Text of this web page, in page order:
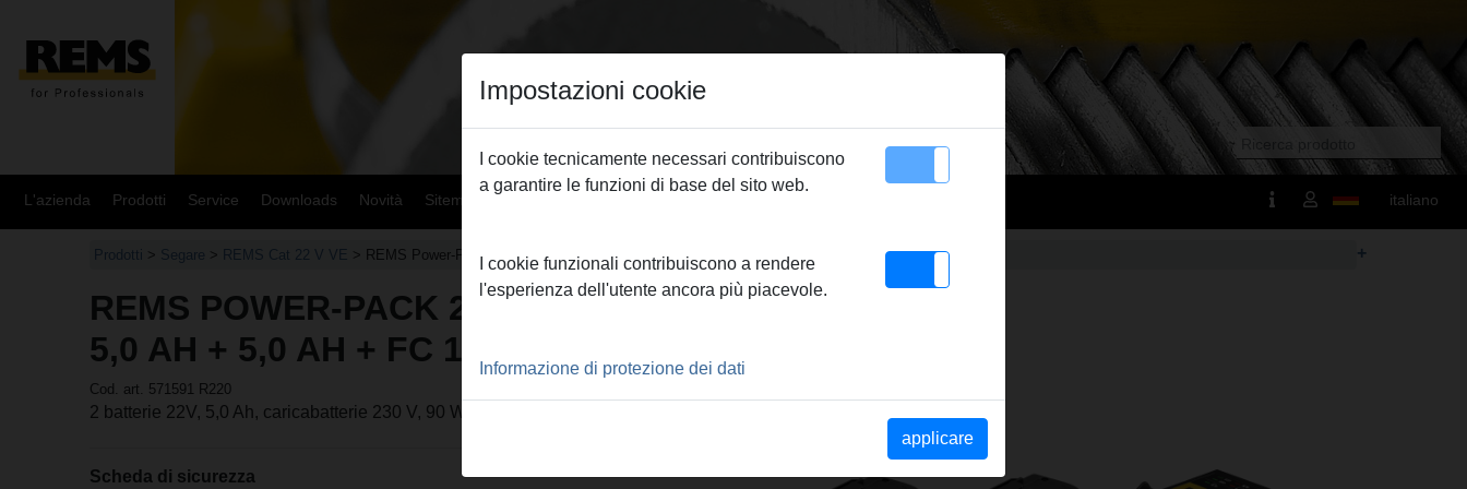
L'azienda Prodotti Service Downloads Novità Sitemap italiano
Prodotti > Segare > REMS Cat 22 V VE > REMS Power-Pack 22 V +
REMS POWER-PACK 22 V
5,0 AH + 5,0 AH + FC 120 W
Cod. art. 571591 R220
2 batterie 22V, 5,0 Ah, caricabatterie 230 V, 90 W
Scheda di sicurezza
Impostazioni cookie
I cookie tecnicamente necessari contribuiscono
a garantire le funzioni di base del sito web.
I cookie funzionali contribuiscono a rendere
l'esperienza dell'utente ancora più piacevole.
Informazione di protezione dei dati
applicare